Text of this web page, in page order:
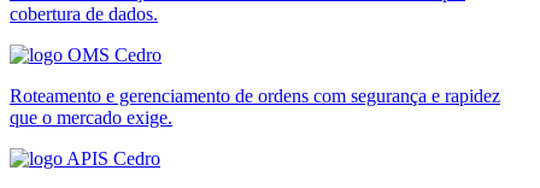
cobertura de dados.
Roteamento e gerenciamento de ordens com segurança e rapidez
que o mercado exige.